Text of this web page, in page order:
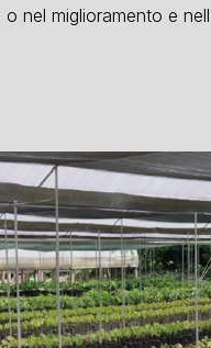
miglioramento e